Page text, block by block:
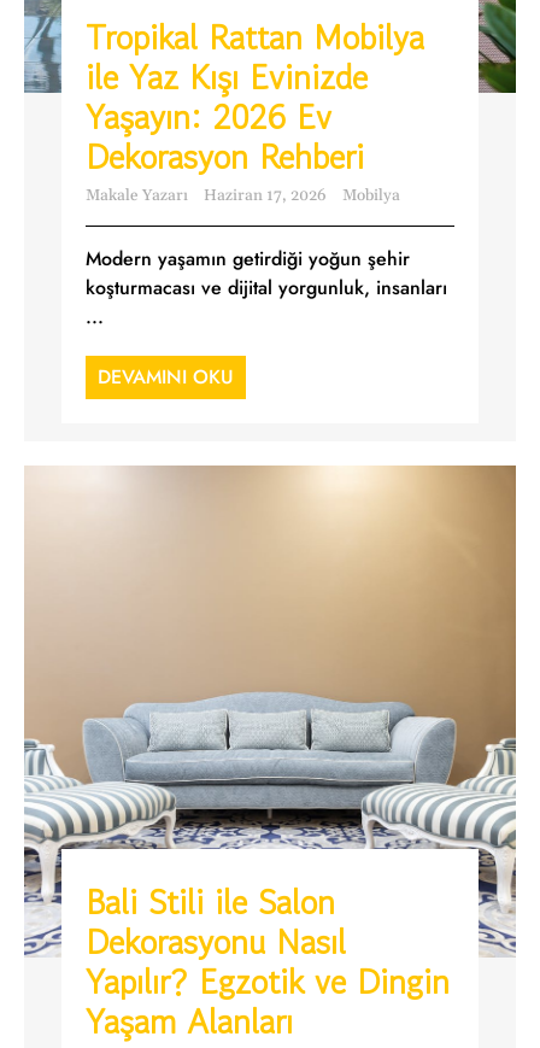
Tropikal Rattan Mobilya
ile Yaz Kışı Evinizde
Yaşayın: 2026 Ev
Dekorasyon Rehberi
Makale Yazarı Haziran 17, 2026 Mobilya
Modern yaşamın getirdiği yoğun şehir
koşturmacası ve dijital yorgunluk, insanları
...
DEVAMINI OKU
Bali Stili ile Salon
Dekorasyonu Nasıl
Yapılır? Egzotik ve Dingin
Yaşam Alanları